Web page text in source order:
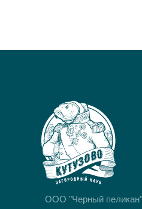
OOO "Черный пеликан"